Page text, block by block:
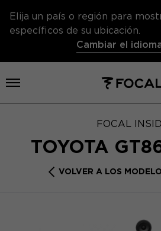
Elija un país o región para
específicos de su ubicación.
Cambiar el
Abrir el menú
FOCAL
TOYOTA
VOLVER A LOS